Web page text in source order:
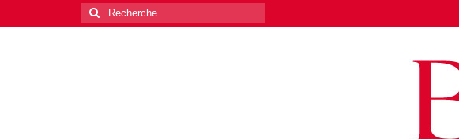
Rechercher
: